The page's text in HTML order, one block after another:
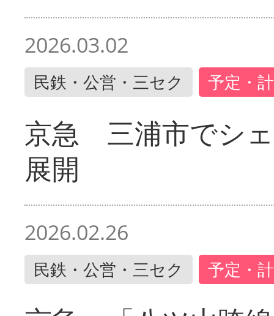
2026.03.02
民鉄・公営・三セク 予定・
京急 三浦市でシ
展開
2026.02.26
民鉄・公営・三セク 予定・